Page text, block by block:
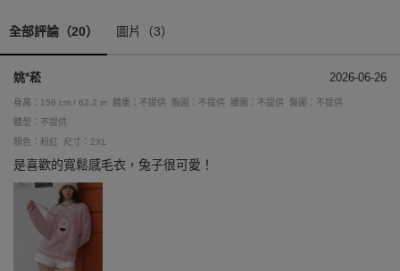
全部評論（20） 圖片（3）
姚*菘 2026-06-26
身高：158 cm / 62.2 in 體重：不提供 胸圍：不提供 腰圍：不提供
臀圍：不提供
體型：不提供
顏色：粉紅
尺寸：2XL
是喜歡的寬鬆感毛衣，兔子很可愛！